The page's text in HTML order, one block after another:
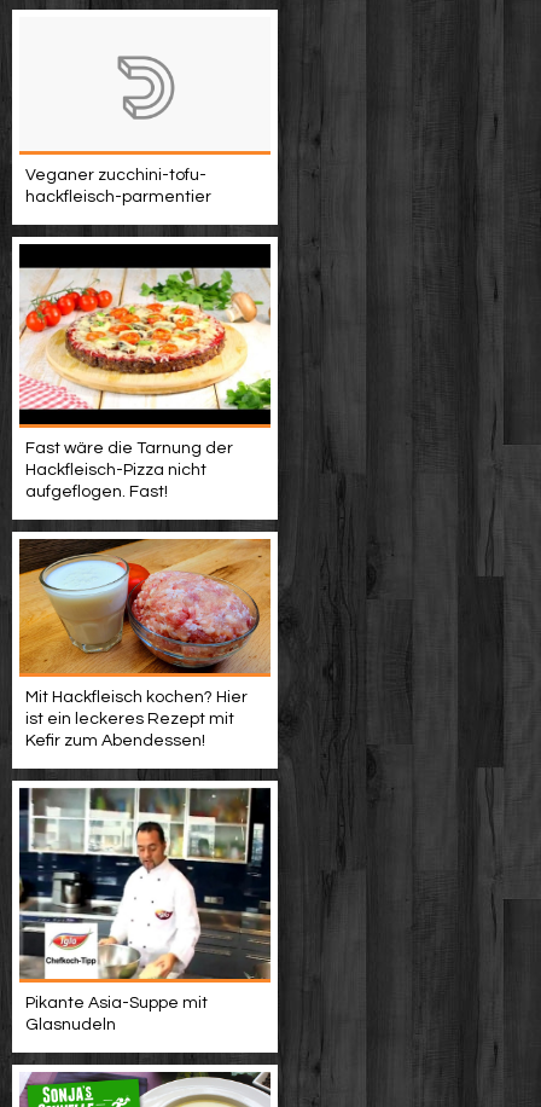
Veganer zucchini-tofu-
hackfleisch-parmentier
Fast wäre die Tarnung der
Hackfleisch-Pizza nicht
aufgeflogen. Fast!
Mit Hackfleisch kochen? Hier
ist ein leckeres Rezept mit
Kefir zum Abendessen!
Pikante Asia-Suppe mit
Glasnudeln